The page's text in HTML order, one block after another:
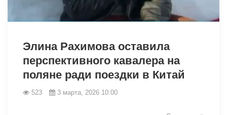
Элина Рахимова оставила
перспективного кавалера на
поляне ради поездки в Китай
523 3 марта, 2026 10:00